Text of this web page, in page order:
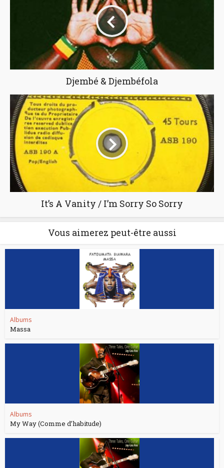
Djembé & Djembéfola
It’s A Vanity / I’m Sorry So Sorry
Vous aimerez peut-être aussi
Albums
Massa
Albums
My Way (Comme d’habitude)